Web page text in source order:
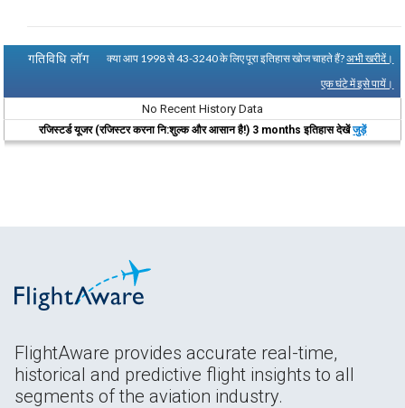
गतिविधि लॉग क्या आप 1998 से 43-3240 के लिए पूरा इतिहास खोज चाहते हैं?अभी खरीदें।
एक घंटे में इसे पायें।
No Recent History Data
रजिस्टर्ड यूजर (रजिस्टर करना नि:शुल्क और आसान है!) 3 months इतिहास देखेंजुड़ें
FlightAware provides accurate real-time,
historical and predictive flight insights to all
segments of the aviation industry.